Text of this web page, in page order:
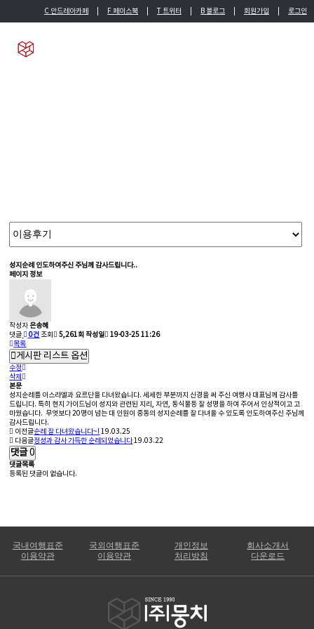
C 안드레아카페 F 페이스북 T 트위터 B 블로그 회원가입 로그인
성지순례 인도하여주신 주님께 감사드립니다..
페이지 정보
작성자 은송혜
댓글
0건 조회 5,261회 작성일
19-03-25 11:26
목록
게시판 리스트 옵션
수정
삭제
본문
성지순례를 이스라엘과 요르단을 다녀왔습니다. 세세한 부분까지 신경을 써 주신 여행사 대표님께 감사를
드립니다. 특히 현지 가이드님이 성지와 관련된 지리, 자연, 동식물등 잘 성명을 하여 주어서 인상적이고 고
마웠습니다. 무엇보다 20명이 넘는 대 인원이 중동의 성지순례를 잘 다녀올 수 있도록 인도하여주신 주님께
감사드립니다.
이전글순례 잘 다녀왔습니다~! 19.03.25
다음글정성과 감사 가득한 순례되었습니다19.03.22
댓글0
댓글목록
등록된 댓글이 없습니다.
국내여행표준
이용약관
국외여행표준
이용약관
개인정보
처리방침
회사소개서
다운로드